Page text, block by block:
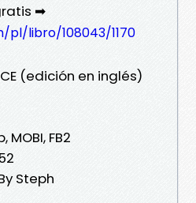
➡
libro/108043/1170
(edición en inglés)
FB2
Steph